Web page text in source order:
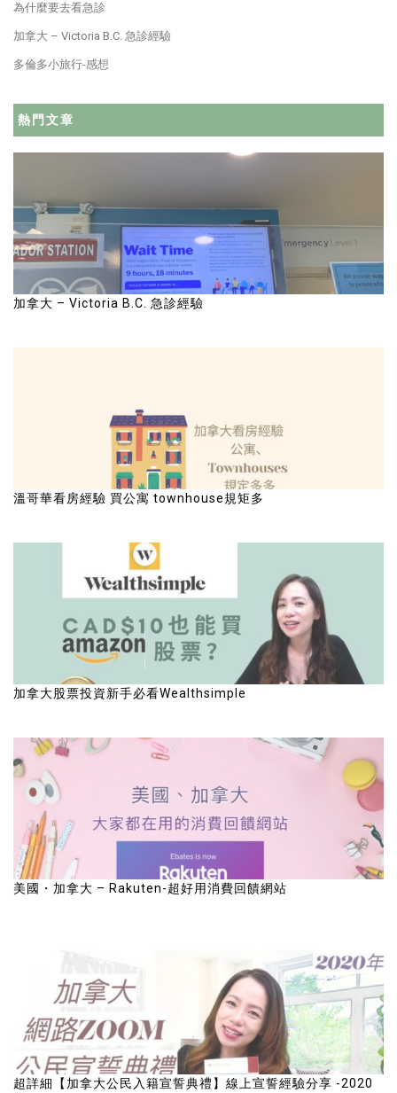
為什麼要去看急診
加拿大 – Victoria B.C. 急診經驗
多倫多小旅行-感想
熱門文章
加拿大 – Victoria B.C. 急診經驗
溫哥華看房經驗 買公寓 townhouse規矩多
加拿大股票投資新手必看Wealthsimple
美國・加拿大 – Rakuten-超好用消費回饋網站
超詳細【加拿大公民入籍宣誓典禮】線上宣誓經驗分享 -2020